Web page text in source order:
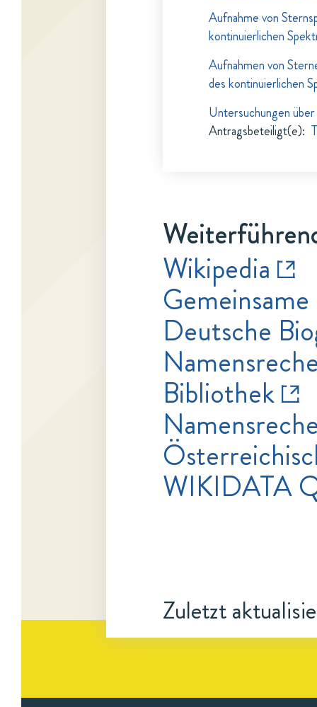
Aufnahme von
kontinuierlichen
Aufnahmen von
des kontinuierlichen
Untersuchungen
Antragsbeteiligt(e):
Wikipedia
Deutsche
Bibliothek
WIKIDATA
Zuletzt